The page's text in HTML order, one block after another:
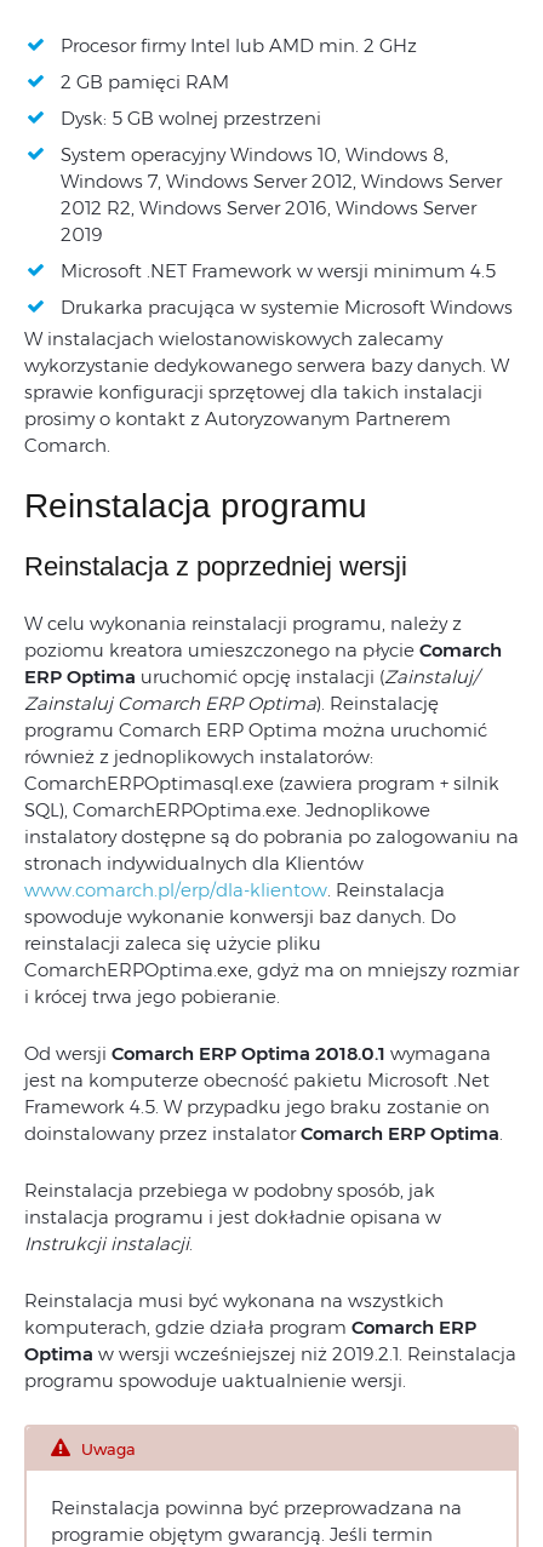
Procesor firmy Intel lub AMD min. 2 GHz
2 GB pamięci RAM
Dysk: 5 GB wolnej przestrzeni
System operacyjny Windows 10, Windows 8,
Windows 7, Windows Server 2012, Windows Server
2012 R2, Windows Server 2016, Windows Server
2019
Microsoft .NET Framework w wersji minimum 4.5
Drukarka pracująca w systemie Microsoft Windows
W instalacjach wielostanowiskowych zalecamy
wykorzystanie dedykowanego serwera bazy danych. W
sprawie konfiguracji sprzętowej dla takich instalacji
prosimy o kontakt z Autoryzowanym Partnerem
Comarch.
Reinstalacja programu
Reinstalacja z poprzedniej wersji
W celu wykonania reinstalacji programu, należy z
poziomu kreatora umieszczonego na płycie Comarch
ERP Optima uruchomić opcję instalacji (Zainstaluj/
Zainstaluj Comarch ERP Optima). Reinstalację
programu Comarch ERP Optima można uruchomić
również z jednoplikowych instalatorów:
ComarchERPOptimasql.exe (zawiera program + silnik
SQL), ComarchERPOptima.exe. Jednoplikowe
instalatory dostępne są do pobrania po zalogowaniu na
stronach indywidualnych dla Klientów
www.comarch.pl/erp/dla-klientow. Reinstalacja
spowoduje wykonanie konwersji baz danych. Do
reinstalacji zaleca się użycie pliku
ComarchERPOptima.exe, gdyż ma on mniejszy rozmiar
i krócej trwa jego pobieranie.
Od wersji Comarch ERP Optima 2018.0.1 wymagana
jest na komputerze obecność pakietu Microsoft .Net
Framework 4.5. W przypadku jego braku zostanie on
doinstalowany przez instalatorComarch ERP Optima.
Reinstalacja przebiega w podobny sposób, jak
instalacja programu i jest dokładnie opisana w
Instrukcji instalacji.
Reinstalacja musi być wykonana na wszystkich
komputerach, gdzie działa program Comarch ERP
Optima w wersji wcześniejszej niż 2019.2.1. Reinstalacja
programu spowoduje uaktualnienie wersji.
Uwaga
Reinstalacja powinna być przeprowadzana na
programie objętym gwarancją. Jeśli termin